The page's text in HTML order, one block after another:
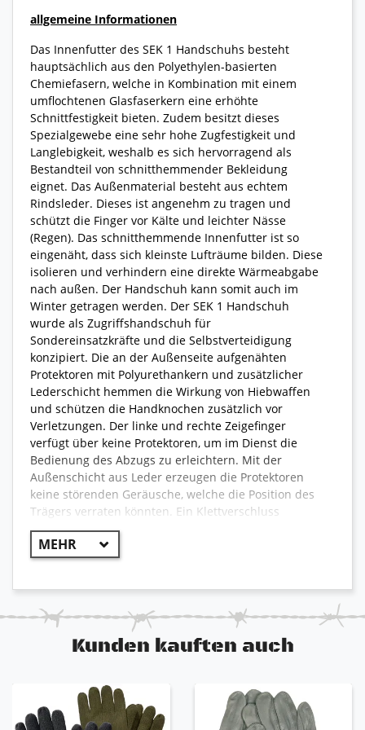
allgemeine Informationen
Das Innenfutter des SEK 1 Handschuhs besteht
hauptsächlich aus den Polyethylen-basierten
Chemiefasern, welche in Kombination mit einem
umflochtenen Glasfaserkern eine erhöhte
Schnittfestigkeit bieten. Zudem besitzt dieses
Spezialgewebe eine sehr hohe Zugfestigkeit und
Langlebigkeit, weshalb es sich hervorragend als
Bestandteil von schnitthemmender Bekleidung
eignet. Das Außenmaterial besteht aus echtem
Rindsleder. Dieses ist angenehm zu tragen und
schützt die Finger vor Kälte und leichter Nässe
(Regen). Das schnitthemmende Innenfutter ist so
eingenäht, dass sich kleinste Lufträume bilden. Diese
isolieren und verhindern eine direkte Wärmeabgabe
nach außen. Der Handschuh kann somit auch im
Winter getragen werden. Der SEK 1 Handschuh
wurde als Zugriffshandschuh für
Sondereinsatzkräfte und die Selbstverteidigung
konzipiert. Die an der Außenseite aufgenähten
Protektoren mit Polyurethankern und zusätzlicher
Lederschicht hemmen die Wirkung von Hiebwaffen
und schützen die Handknochen zusätzlich vor
Verletzungen. Der linke und rechte Zeigefinger
verfügt über keine Protektoren, um im Dienst die
Bedienung des Abzugs zu erleichtern. Mit der
Außenschicht aus Leder erzeugen die Protektoren
keine störenden Geräusche, welche die Position des
Trägers verraten könnten. Ein Klettverschluss
unterhalb der Handgelenke ermöglicht ein schnelles
Anlegen und schränkt die Bewegungsfähigkeit nicht
ein. Die Handinnenfläche besteht aus aufgerautem
aber auch bei der Polizei und den Spezialeinheiten
wie das SEK verwendet, da sie perfekt vor vielen
Gefahren schützen und robuster als herkömmliche
Einsatzhandschuhe mit speziellen Protektoren
hochwertige Verarbeitung mit 100% Echtleder
Kunden kauften auch